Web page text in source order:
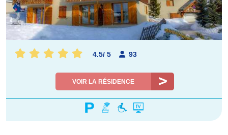
4.5/ 5 93
VOIR LA RÉSIDENCE